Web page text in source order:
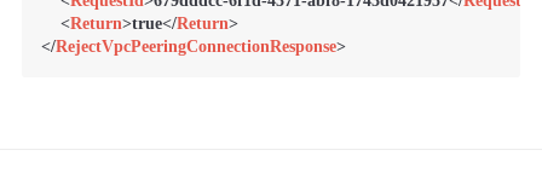
<Return>true</Return>
</RejectVpcPeeringConnectionResponse>